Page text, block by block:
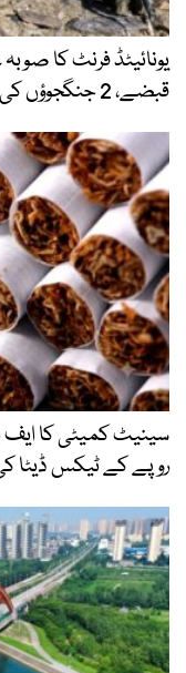
یونائیٹڈ فرنٹ کا
قبضے، 2 جنگجوؤں کی ہلاکت کا دعویٰ
روپے کے ٹیکس ڈیٹا